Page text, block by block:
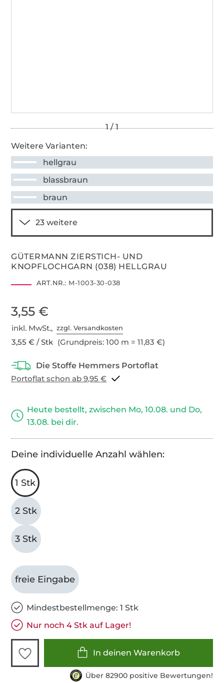
Weitere Varianten:
hellgrau
blassbraun
braun
GÜTERMANN ZIERSTICH- UND
KNOPFLOCHGARN (038) HELLGRAU
ART.NR.: M-1003-30-038
3,55 €
inkl. MwSt.,zzgl. Versandkosten
3,55 € / Stk (Grundpreis: 100 m = 11,83 €)
Portoflat schon ab 9,95 €
Heute bestellt, zwischen Mo, 10.08. und Do,
13.08. bei dir.
Deine individuelle Anzahl wählen:
1 Stk
2 Stk
3 Stk
freie Eingabe
Mindestbestellmenge: 1 Stk
Nur noch 4 Stk auf Lager!
In deinen Warenkorb
Über 82900 positive Bewertungen!